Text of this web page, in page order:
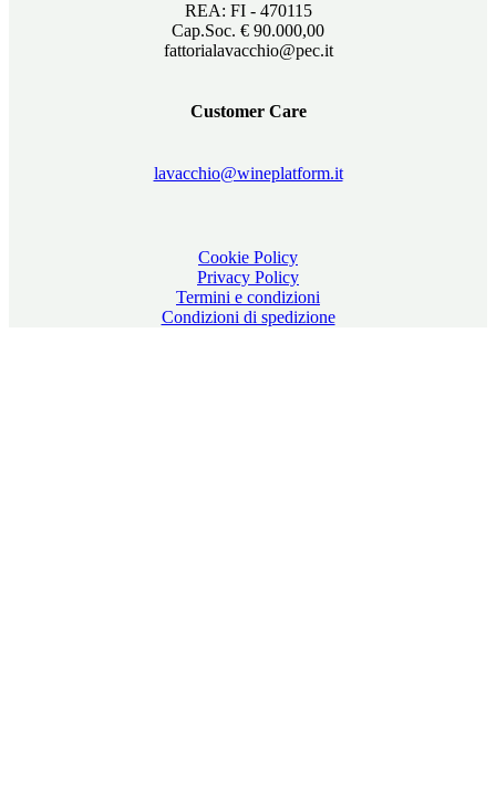
REA: FI - 470115
Cap.Soc. € 90.000,00
fattorialavacchio@pec.it
Customer Care
lavacchio@wineplatform.it
Cookie Policy
Privacy Policy
Termini e condizioni
Condizioni di spedizione